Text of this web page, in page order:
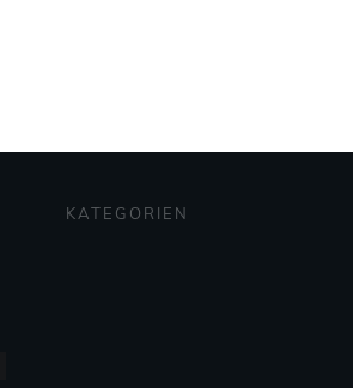
KATEGORIEN